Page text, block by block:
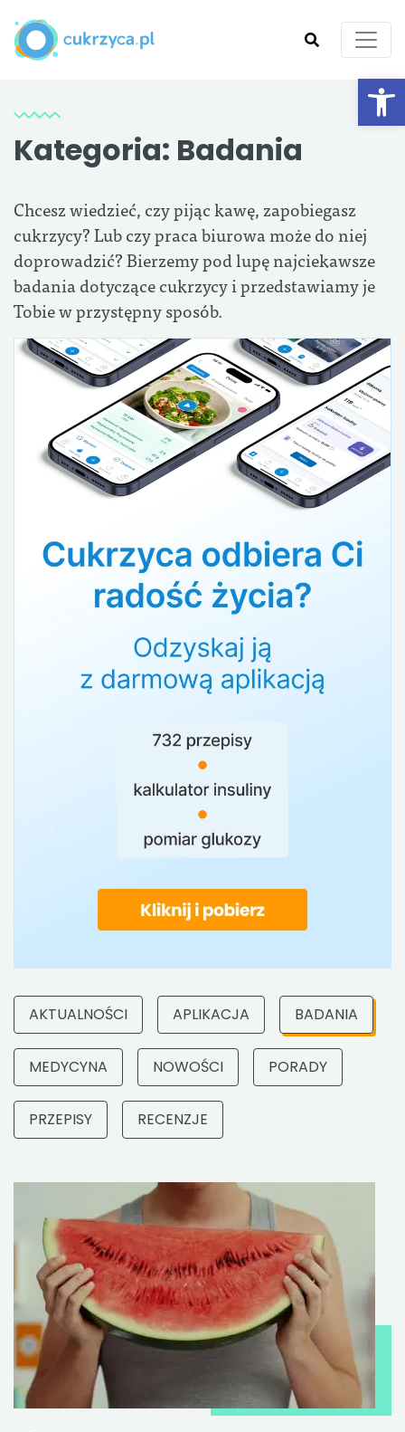
Kategoria: Badania
Chcesz wiedzieć, czy pijąc kawę, zapobiegasz
cukrzycy? Lub czy praca biurowa może do niej
doprowadzić? Bierzemy pod lupę najciekawsze
badania dotyczące cukrzycy i przedstawiamy je
Tobie w przystępny sposób.
AKTUALNOŚCI APLIKACJA BADANIA
MEDYCYNA NOWOŚCI PORADY
PRZEPISY RECENZJE